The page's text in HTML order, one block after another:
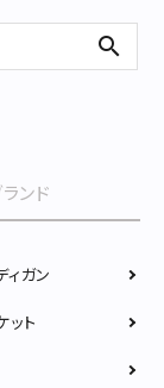
search
ンド
ィガン
ット